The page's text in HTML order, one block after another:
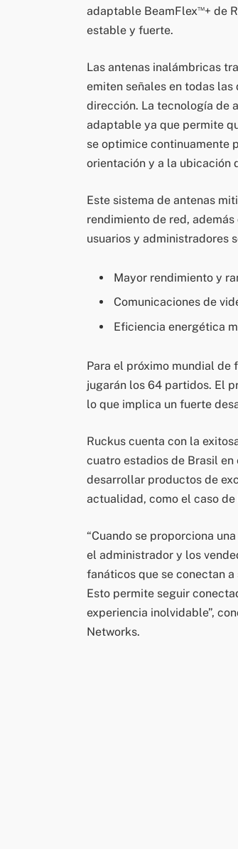
adaptable BeamFlex™+ de
estable y fuerte.
Las antenas inalámbricas
emiten señales en todas las
dirección. La tecnología de
adaptable ya que permite
se optimice continuamente
orientación y a la ubicación
Este sistema de antenas
rendimiento de red,
usuarios y administradores
Mayor rendimiento y
Comunicaciones de
Eficiencia energética
Para el próximo mundial de
jugarán los 64 partidos. El
lo que implica un fuerte
Ruckus cuenta con la
cuatro estadios de Brasil
desarrollar productos de
actualidad, como el caso
“Cuando se proporciona
el administrador y los
fanáticos que se conectan
Esto permite seguir
experiencia inolvidable”,
Networks.